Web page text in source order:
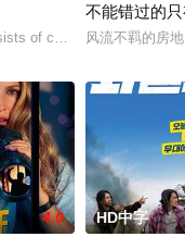
亲。原来，雅斯
of consecutive events fo
不能错过的
风流不羁的房
4.0 HD中字